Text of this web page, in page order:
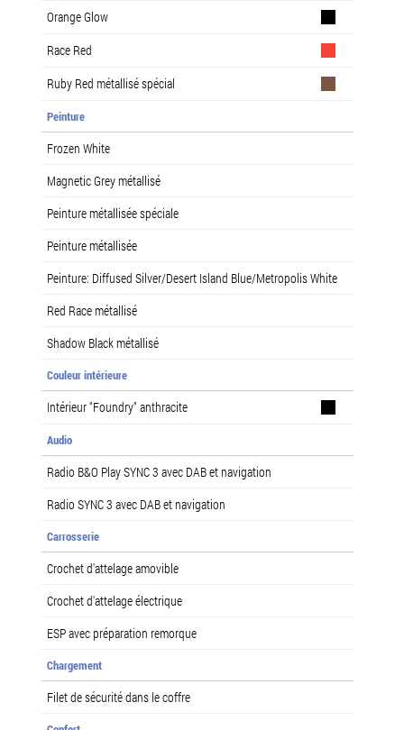
Orange Glow
Race Red
Ruby Red métallisé spécial
Peinture
Frozen White
Magnetic Grey métallisé
Peinture métallisée spéciale
Peinture métallisée
Peinture: Diffused Silver/Desert Island Blue/Metropolis White
Red Race métallisé
Shadow Black métallisé
Couleur intérieure
Intérieur "Foundry" anthracite
Audio
Radio B&O Play SYNC 3 avec DAB et navigation
Radio SYNC 3 avec DAB et navigation
Carrosserie
Crochet d'attelage amovible
Crochet d'attelage électrique
ESP avec préparation remorque
Chargement
Filet de sécurité dans le coffre